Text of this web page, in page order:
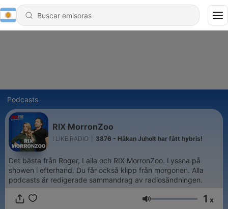
Podcasts
RIX MorronZoo
I LIKE RADIO 3876 - Håkan Juholt har fått hybris!
Det bästa från Roger, Laila och RIX MorronZoo. Lyssna på
showen i efterhand. Du får också klipp från morgonen. Alla
podcasts är redigerade sammandrag av radiosändningen.
Volumen 1 x